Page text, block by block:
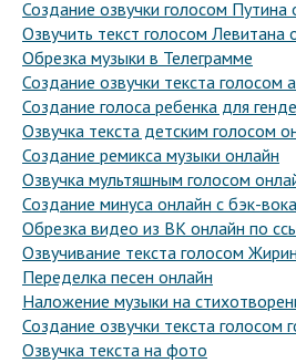
Создание озвучки голосом Путина
Озвучить текст голосом Левитана
Обрезка музыки в Телеграмме
Создание озвучки текста голосом
Создание голоса ребенка для
Озвучка текста детским голосом
Создание ремикса музыки онлайн
Озвучка мультяшным голосом
Создание минуса онлайн с бэк-
Обрезка видео из ВК онлайн по
Озвучивание текста голосом
Переделка песен онлайн
Наложение музыки на
Создание озвучки текста голосом
Озвучка текста на фото